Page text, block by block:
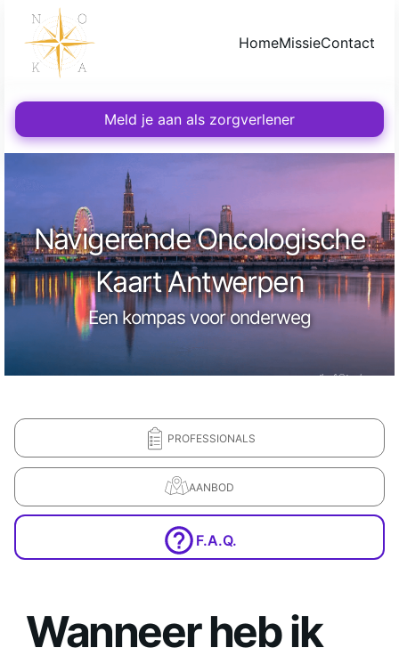
HomeMissieContact
Meld je aan als zorgverlener
Navigerende Oncologische
Kaart Antwerpen
Een kompas voor onderweg
Joël Verheyen
PROFESSIONALS
AANBOD
F.A.Q.
Wanneer heb ik